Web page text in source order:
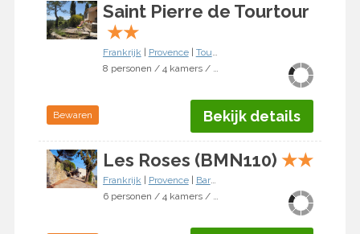
Saint Pierre de Tourtour
★★
Frankrijk Provence| Tourtour
8 personen / 4 kamers / 3 slaapkamers
Bewaren Bekijk details
Les Roses (BMN110) ★★
Frankrijk Provence| Bargemon
6 personen / 4 kamers / 3 slaapkamers